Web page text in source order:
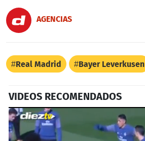
AGENCIAS
Real Madrid Bayer Leverkusen
VIDEOS RECOMENDADOS